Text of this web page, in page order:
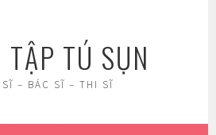
TẬP TÚ SỤN
SĨ – BÁC SĨ – THI SĨ